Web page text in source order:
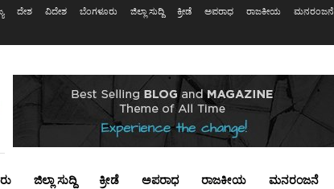
ದೇಶ ವಿದೇಶ ಬೆಂಗಳೂರು ಜಿಲ್ಲಾ ಸುದ್ದಿ ಕ್ರೀಡೆ ಅಪರಾಧ ರಾಜಕೀಯ ಮನರಂಜನೆ
ಜಿಲ್ಲಾ ಸುದ್ದಿ ಕ್ರೀಡೆ ಅಪರಾಧ ರಾಜಕೀಯ ಮನರಂಜನೆ